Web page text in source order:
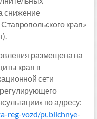
снижение
края»
размещена на
края в
сети
по адресу:
reg-vozd/publichnye-